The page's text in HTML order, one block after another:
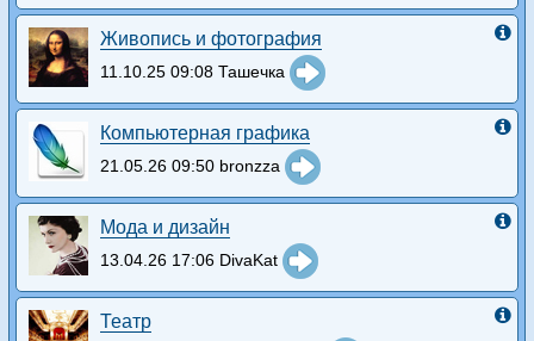
Живопись и фотография
11.10.25 09:08 Ташечка
Компьютерная графика
21.05.26 09:50 bronzza
Мода и дизайн
13.04.26 17:06 DivaKat
Театр